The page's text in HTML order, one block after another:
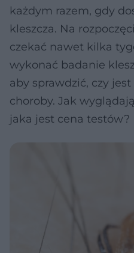
każdym razem, gdy
kleszcza. Na
czekać nawet kilka
wykonać badanie
aby sprawdzić, czy
choroby. Jak
jaka jest cena testów?